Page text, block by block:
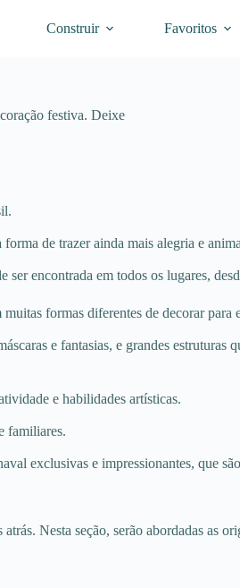
Construir Favoritos
festiva. Deixe
de trazer ainda mais alegria e
encontrada em todos os lugares,
formas diferentes de decorar
e fantasias, e grandes
e habilidades artísticas.
familiares.
exclusivas e impressionantes, que
Nesta seção, serão abordadas as